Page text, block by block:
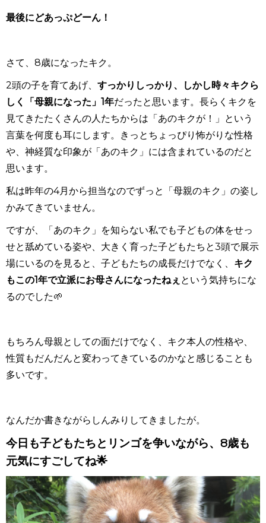
最後にどあっぷどーん！
さて、8歳になったキク。
2頭の子を育てあげ、 すっかりしっかり、しかし時々キクら
しく「母親になった」1年だったと思います。長らくキクを
見てきたたくさんの人たちからは「あのキクが！」という
言葉を何度も耳にします。きっとちょっぴり怖がりな性格
や、神経質な印象が「あのキク」には含まれているのだと
思います。
私は昨年の4月から担当なのでずっと「母親のキク」の姿し
かみてきていません。
ですが、「あのキク」を知らない私でも子どもの体をせっ
せと舐めている姿や、大きく育った子どもたちと3頭で展示
場にいるのを見ると、子どもたちの成長だけでなく、 キク
もこの1年で立派にお母さんになったねぇ という気持ちにな
るのでした🌱
もちろん母親としての面だけでなく、キク本人の性格や、
性質もだんだんと変わってきているのかなと感じることも
多いです。
なんだか書きながらしんみりしてきましたが。
今日も子どもたちとリンゴを争いながら、8歳も
元気にすごしてね🌟